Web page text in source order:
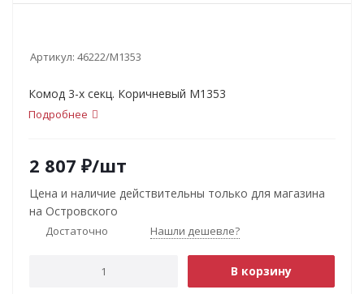
Артикул: 46222/М1353
Комод 3-х секц. Коричневый М1353
Подробнее
2 807 ₽/шт
Цена и наличие действительны только для магазина
на Островского
Достаточно Нашли дешевле?
В корзину